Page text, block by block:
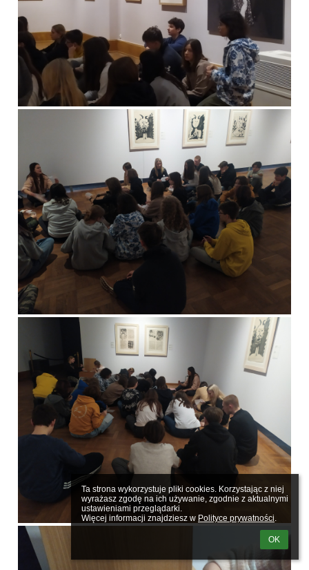
Ta strona wykorzystuje pliki cookies. Korzystając z niej
wyrażasz zgodę na ich używanie, zgodnie z aktualnymi
ustawieniami przeglądarki.
Więcej informacji znajdziesz w Polityce prywatności.
OK